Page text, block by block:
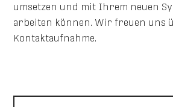
umsetzen und mit Ihrem neuen
arbeiten können. Wir freuen uns
Kontaktaufnahme.